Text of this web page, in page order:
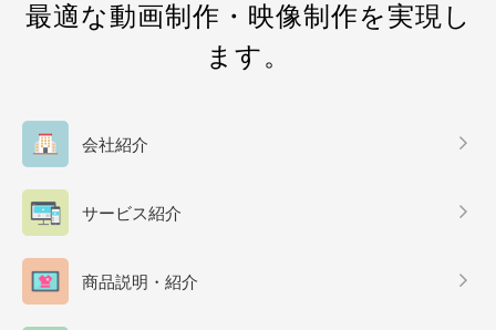
最適な動画制作・映像制作を実現し
ます。
会社紹介
サービス紹介
商品説明・紹介